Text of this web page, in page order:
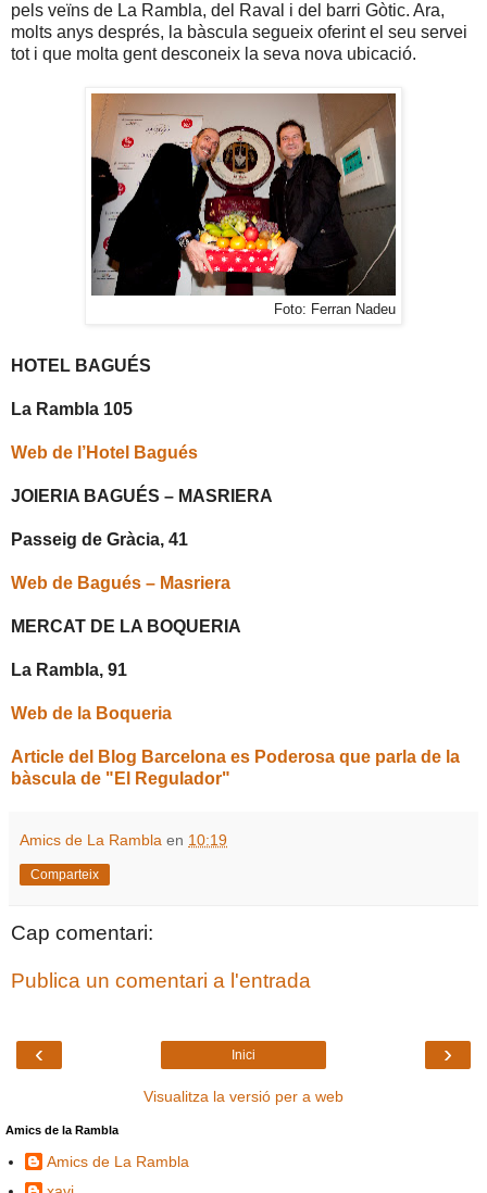
pels veïns de La Rambla, del Raval i del barri Gòtic. Ara,
molts anys després, la bàscula segueix oferint el seu servei
tot i que molta gent desconeix la seva nova ubicació.
Foto: Ferran Nadeu
HOTEL BAGUÉS
La Rambla 105
Web de l’Hotel Bagués
JOIERIA BAGUÉS – MASRIERA
Passeig de Gràcia, 41
Web de Bagués – Masriera
MERCAT DE LA BOQUERIA
La Rambla, 91
Web de la Boqueria
Article del Blog Barcelona es Poderosa que parla de la
bàscula de "El Regulador"
Amics de La Rambla en 10:19
Comparteix
Cap comentari:
Publica un comentari a l'entrada
‹ ›
Inici
Visualitza la versió per a web
Amics de la Rambla
Amics de La Rambla